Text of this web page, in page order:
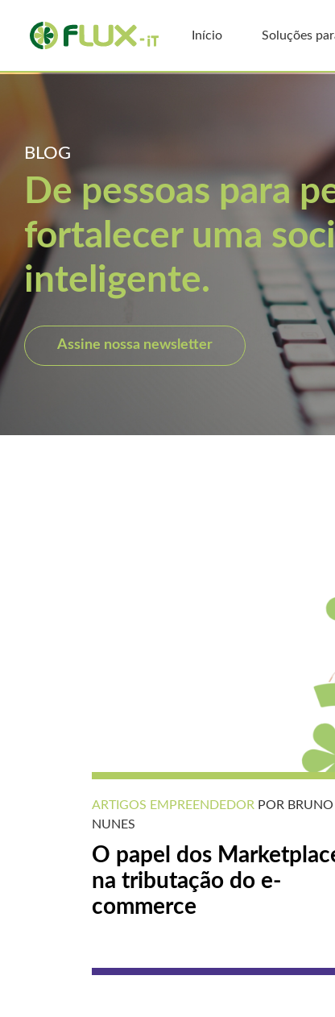
Início Soluções
BLOG
De pessoas para
fortalecer uma
inteligente.
Assine nossa newsletter
ARTIGOS EMPREENDEDOR POR BRUNO
NUNES
O papel dos
na tributação do e-
commerce